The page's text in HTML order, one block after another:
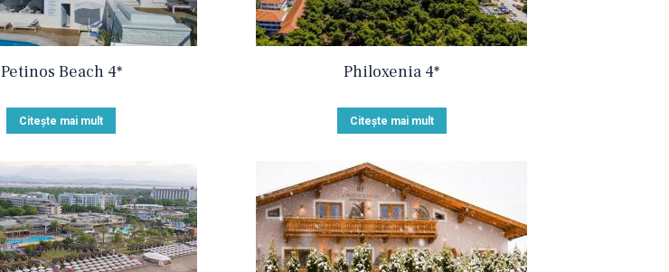
Petinos Beach 4*
Citește mai mult
Philoxenia 4*
Citește mai mult